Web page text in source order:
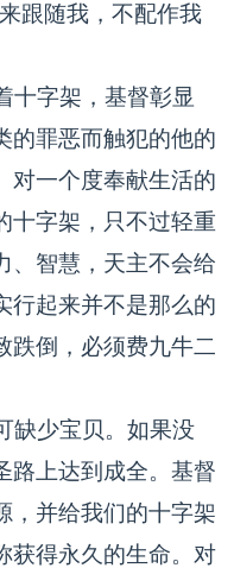
跟随我，不配作我
字架，基督彰显
的罪恶而触犯的他的
对一个度奉献生活的
十字架，只不过轻重
、智慧，天主不会给
行起来并不是那么的
跌倒，必须费九牛二
缺少宝贝。如果没
路上达到成全。基督
，并给我们的十字架
获得永久的生命。对